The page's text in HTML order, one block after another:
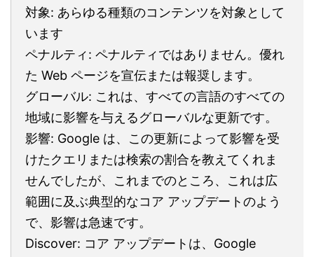
対象: あらゆる種類のコンテンツを対象として
います
ペナルティ: ペナルティではありません。優れ
た Web ページを宣伝または報奨します。
グローバル: これは、すべての言語のすべての
地域に影響を与えるグローバルな更新です。
影響: Google は、この更新によって影響を受
けたクエリまたは検索の割合を教えてくれま
せんでしたが、これまでのところ、これは広
範囲に及ぶ典型的なコア アップデートのよう
で、影響は急速です。
Discover: コア アップデートは、Google